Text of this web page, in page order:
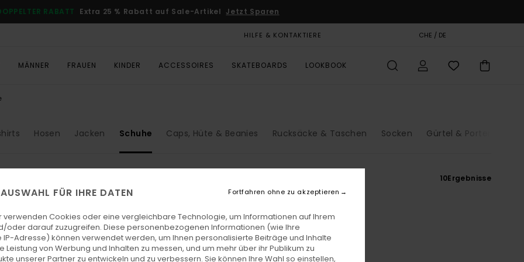
RABATT Extra 25 % Rabatt auf Sale-Artikel Jetzt Sparen
HILFE & KONTAKTIERE CHE / DE
MÄNNER FRAUEN KINDER ACCESSOIRES SKATEBOARDS LOOKBOOK
Hosen Jacken Schuhe Caps, Hüte & Beanies Rucksäcke & Taschen Socken Gürtel &
10Ergebnisse
FÜR IHRE DATEN
verwenden Cookies oder eine vergleichbare Technologie, um Informationen auf Ihrem
oder darauf zuzugreifen. Diese personenbezogenen Informationen (wie Ihre
IP-Adresse) können verwendet werden, um Ihnen personalisierte Beiträge und Inhalte
Leistung von Werbung und Inhalten zu messen, und um mehr über ihr Publikum zu
unserer Partner zu entwickeln und zu verbessern. Sie können Ihre Wahl so einstellen,
Fortfahren ohne zu akzeptieren